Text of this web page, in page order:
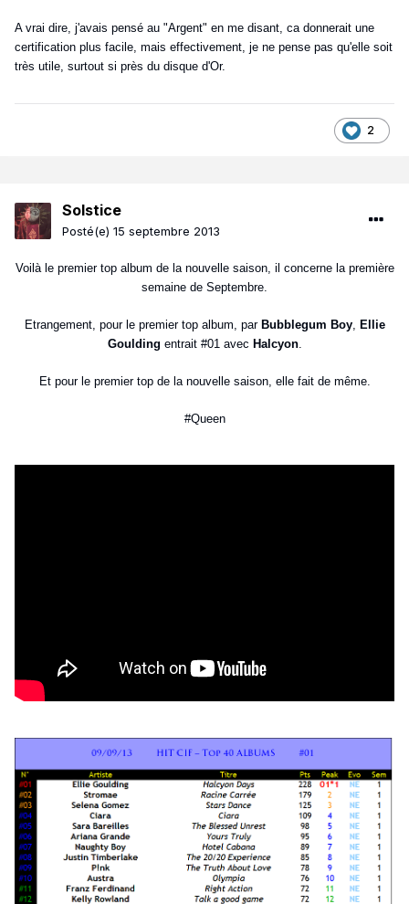
A vrai dire, j'avais pensé au "Argent" en me disant, ca donnerait une
certification plus facile, mais effectivement, je ne pense pas qu'elle soit
très utile, surtout si près du disque d'Or.
2
Solstice
Posté(e) 15 septembre 2013
Voilà le premier top album de la nouvelle saison, il concerne la première
semaine de Septembre.
Etrangement, pour le premier top album, par Bubblegum Boy, Ellie
Goulding entrait #01 avec Halcyon.
Et pour le premier top de la nouvelle saison, elle fait de même.
#Queen